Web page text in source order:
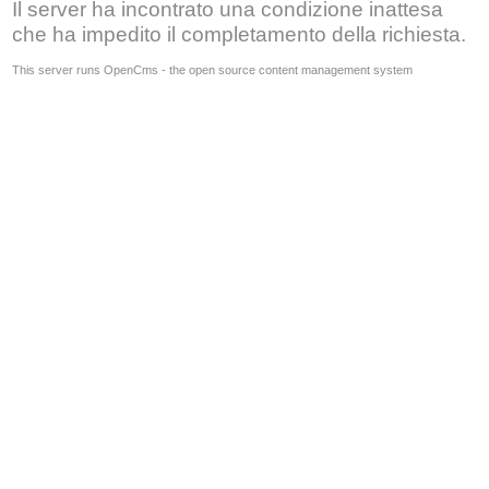
Il server ha incontrato una condizione inattesa
che ha impedito il completamento della richiesta.
This server runs OpenCms - the open source content management system